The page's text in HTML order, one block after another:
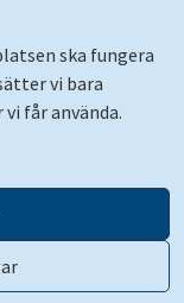
ska fungera
vi bara
får använda.